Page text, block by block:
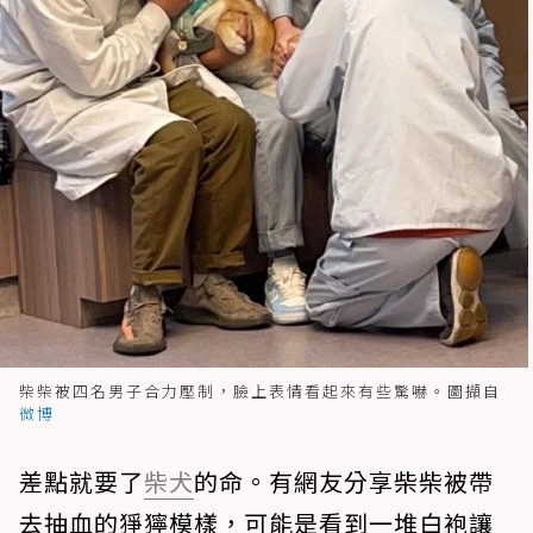
柴柴被四名男子合力壓制，臉上表情看起來有些驚嚇。圖擷自
微博
差點就要了柴犬的命。有網友分享柴柴被帶
去抽血的猙獰模樣，可能是看到一堆白袍讓